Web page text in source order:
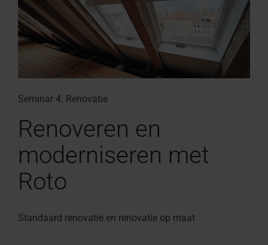
Seminar 4: Renovatie
Renoveren en
moderniseren met
Roto
Standaard renovatie en renovatie op maat